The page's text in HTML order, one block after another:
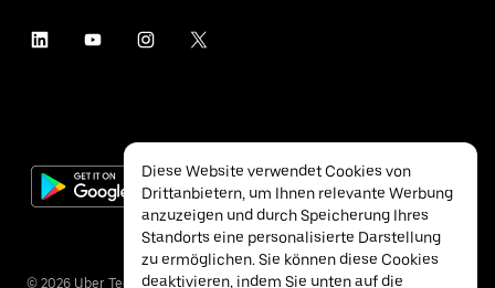
© 2026 Uber Technologies Inc.
Diese Website verwendet Cookies von
Drittanbietern, um Ihnen relevante Werbung
anzuzeigen und durch Speicherung Ihres
Standorts eine personalisierte Darstellung
zu ermöglichen. Sie können diese Cookies
deaktivieren, indem Sie unten auf die